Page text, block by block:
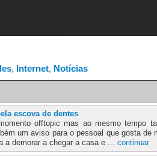
, Internet, Notícias
escova de dentes
offtopic mas ao mesmo tempo
um aviso para o pessoal que gosta de
a demorar a chegar a casa e ... continuar